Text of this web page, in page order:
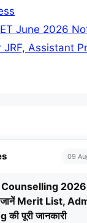
June 2026
Assistant
09
Counselling 2026
जानें Merit List,
पूरी जानकारी